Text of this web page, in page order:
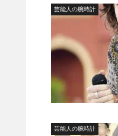
芸能人の腕時計
芸能人の腕時計